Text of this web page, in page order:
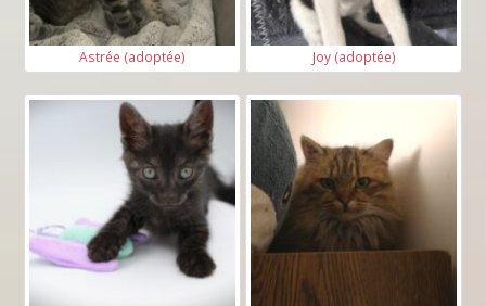
Astrée (adoptée) Joy (adoptée)